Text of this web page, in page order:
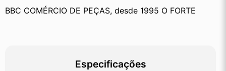
BBC COMÉRCIO DE PEÇAS, desde 1995 O FORTE
Especificações